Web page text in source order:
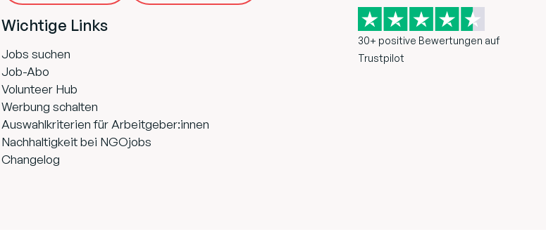
Wichtige Links
Jobs suchen
Job-Abo
Volunteer Hub
Werbung schalten
Auswahlkriterien für Arbeitgeber:innen
Nachhaltigkeit bei NGOjobs
Changelog
30+ positive Bewertungen auf
Trustpilot